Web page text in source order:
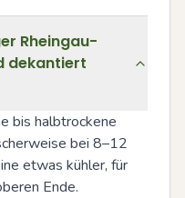
Rheingau-
dekantiert
bis halbtrockene
bei 8–12
etwas kühler, für
Ende.